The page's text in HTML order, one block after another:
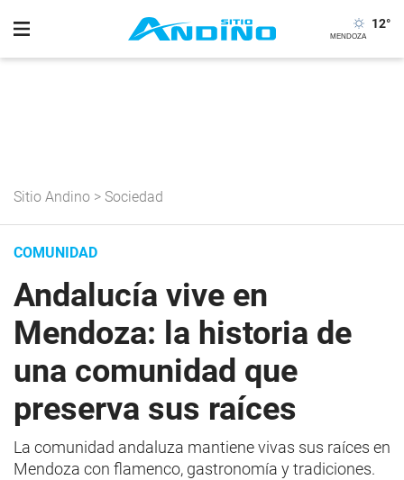
12°
Sitio Andino > Sociedad
COMUNIDAD
Andalucía vive en
Mendoza: la historia de
una comunidad que
preserva sus raíces
La comunidad andaluza mantiene vivas sus raíces en
Mendoza con flamenco, gastronomía y tradiciones.